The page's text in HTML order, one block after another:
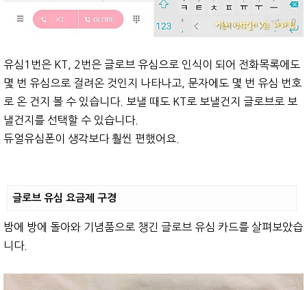
유심1번은 KT, 2번은 글로브 유심으로 인식이 되어 전화목록에도
몇 번 유심으로 걸려온 것인지 나타나고, 문자에도 몇 번 유심 번호
로 온 건지 볼 수 있습니다. 보낼 때도 KT로 보낼건지 글로브로 보
낼건지를 선택할 수 있습니다.
듀얼유심폰이 생각보다 훨씬 편했어요.
글로브 유심 요금제 구경
밤에 방에 돌아와 기념품으로 챙긴 글로브 유심 카드를 살펴보았습
니다.